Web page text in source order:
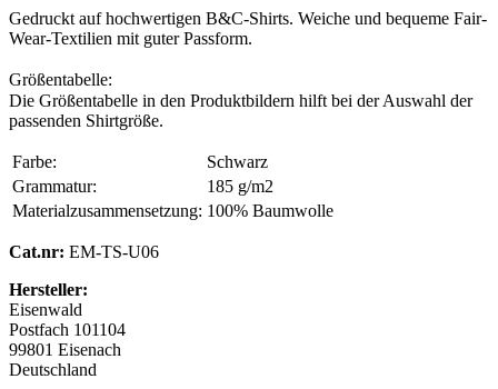
Gedruckt auf hochwertigen B&C-Shirts. Weiche und bequeme Fair-
Wear-Textilien mit guter Passform.
Größentabelle:
Die Größentabelle in den Produktbildern hilft bei der Auswahl der
passenden Shirtgröße.
Farbe:
Schwarz
Grammatur:
185 g/m2
Materialzusammensetzung: 100% Baumwolle
Cat.nr: EM-TS-U06
Hersteller:
Eisenwald
Postfach 101104
99801 Eisenach
Deutschland